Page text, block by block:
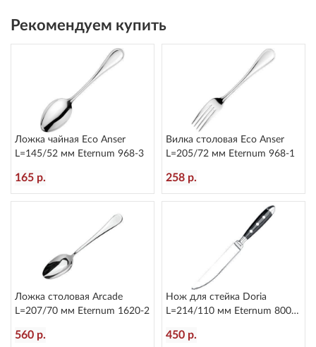
Рекомендуем купить
Ложка чайная Eco Anser
L=145/52 мм Eternum 968-3
165 р.
Вилка столовая Eco Anser
L=205/72 мм Eternum 968-1
258 р.
Ложка столовая Arcade
L=207/70 мм Eternum 1620-2
560 р.
Нож для стейка Doria
L=214/110 мм Eternum 8004-
450 р.